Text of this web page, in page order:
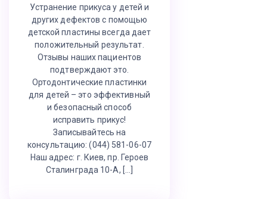
Устранение прикуса у детей и
других дефектов с помощью
детской пластины всегда дает
положительный результат.
Отзывы наших пациентов
подтверждают это.
Ортодонтические пластинки
для детей – это эффективный
и безопасный способ
исправить прикус!
Записывайтесь на
консультацию: (044) 581-06-07
Наш адрес: г. Киев, пр. Героев
Сталинграда 10-А, […]